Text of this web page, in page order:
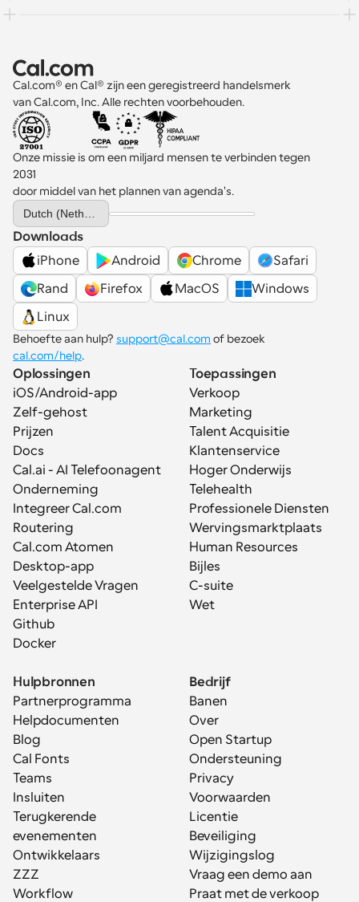
Cal.com® en Cal® zijn een geregistreerd handelsmerk
van Cal.com, Inc. Alle rechten voorbehouden.
Onze missie is om een miljard mensen te verbinden tegen
2031
door middel van het plannen van agenda's.
Select Language
Downloads
iPhone
Android Chrome
Safari
Rand
Firefox MacOS
Windows
Linux
Behoefte aan hulp? support@cal.com
cal.com/help.
Oplossingen
iOS/Android-app
Zelf-gehost
Prijzen
Docs
Cal.ai - AI Telefoonagent
Onderneming
Integreer Cal.com
Routering
Cal.com Atomen
Desktop-app
Veelgestelde Vragen
Enterprise API
Github
Docker
Toepassingen
Verkoop
Marketing
Talent Acquisitie
Klantenservice
Hoger Onderwijs
Telehealth
Professionele Diensten
Wervingsmarktplaats
Human Resources
Bijles
C-suite
Wet
Hulpbronnen
Partnerprogramma
Helpdocumenten
Blog
Cal Fonts
Teams
Insluiten
Terugkerende
evenementen
Ontwikkelaars
ZZZ
Workflow
Bedrijf
Banen
Over
Open Startup
Ondersteuning
Privacy
Voorwaarden
Licentie
Beveiliging
Wijzigingslog
Vraag een demo aan
Praat met de verkoop